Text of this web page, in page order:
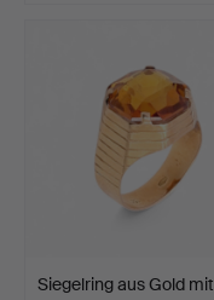
Siegelring aus Gold mit